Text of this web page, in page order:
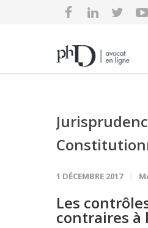
1 DÉCEMBRE 2017
Les
contraires à